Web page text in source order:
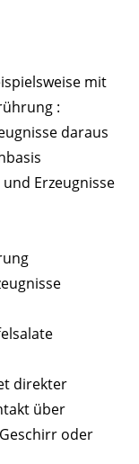
mit
:
daraus
Erzeugnisse
direkter
über
oder